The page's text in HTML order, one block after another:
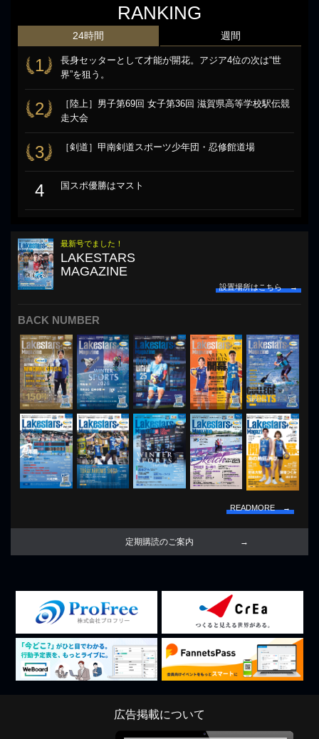
RANKING
24時間
1
長身セッターとして才能が開花。アジア4位の次は“世
界”を狙う。
2
［陸上］男子第69回 女子第36回 滋賀県高等学校駅伝競
走大会
3 ［剣道］甲南剣道スポーツ少年団・忍修館道場
4 国スポ優勝はマスト
週間
最新号でました！
LAKESTARS
MAGAZINE
設置場所はこちら →
BACK NUMBER
READMORE →
定期購読のご案内
広告掲載について